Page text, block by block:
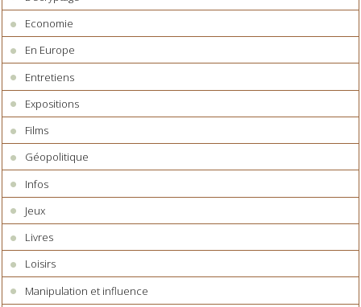
Economie
En Europe
Entretiens
Expositions
Films
Géopolitique
Infos
Jeux
Livres
Loisirs
Manipulation et influence